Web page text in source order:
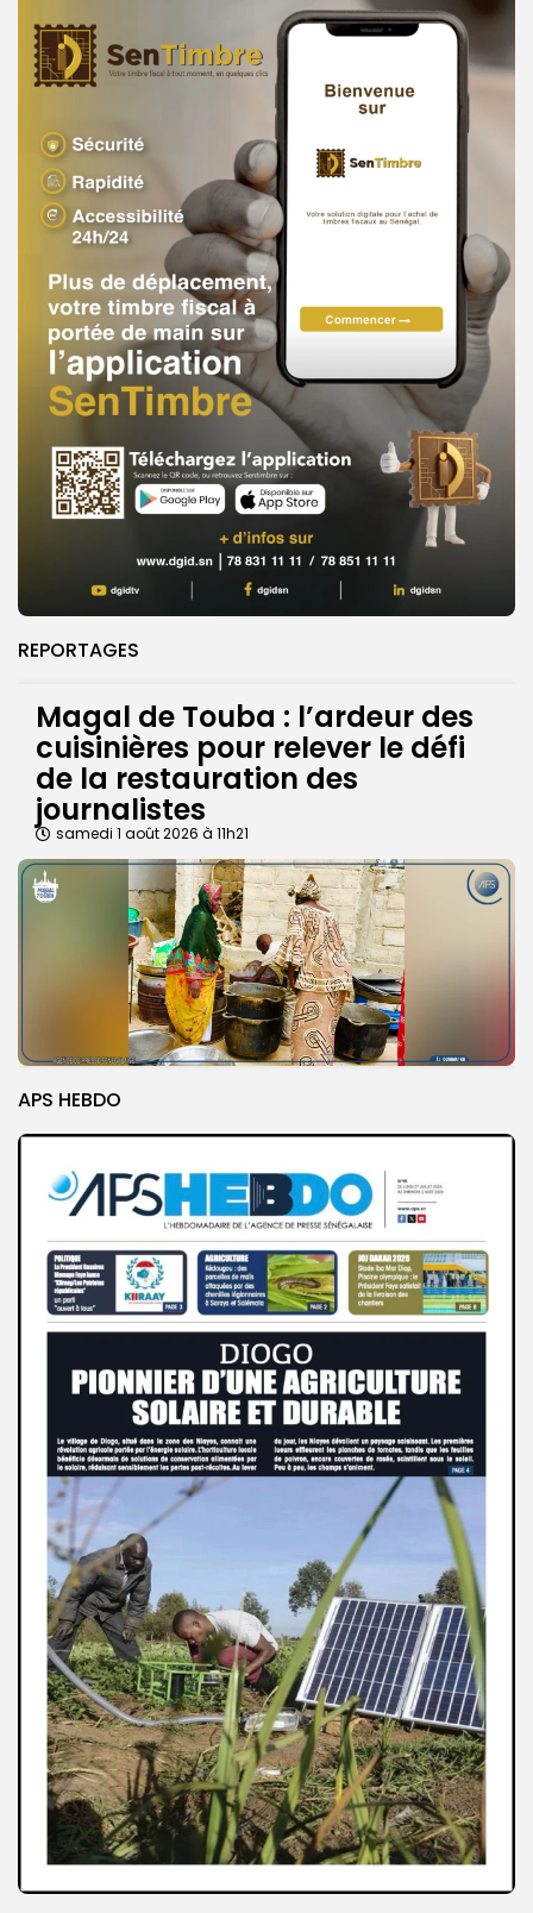
REPORTAGES
Magal de Touba : l’ardeur des
cuisinières pour relever le défi
de la restauration des
journalistes
samedi 1 août 2026 à 11h21
APS HEBDO